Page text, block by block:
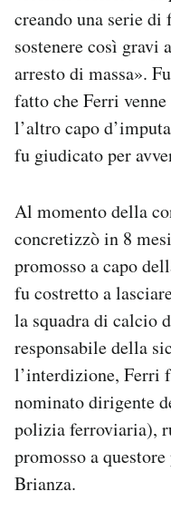
creando una serie
sostenere così gravi
arresto di massa».
fatto che Ferri
l’altro capo
fu giudicato per
Al momento della
concretizzò in 8
promosso a capo
fu costretto a
la squadra di calcio
responsabile della
l’interdizione, Ferri
nominato dirigente
polizia ferroviaria),
promosso a
Brianza.